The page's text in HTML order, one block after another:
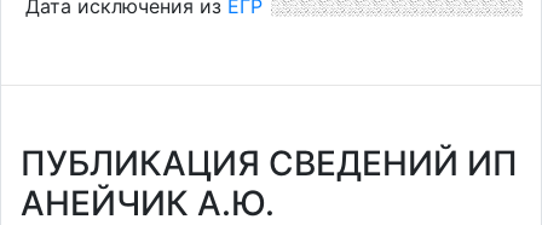
Дата исключения из ЕГР
ПУБЛИКАЦИЯ СВЕДЕНИЙ ИП
АНЕЙЧИК А.Ю.